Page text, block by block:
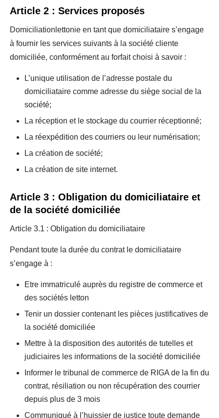
Article 2 : Services proposés
Domiciliationlettonie en tant que domiciliataire s’engage
à fournir les services suivants à la société cliente
domiciliée, conformément au forfait choisi à savoir :
L’unique utilisation de l’adresse postale du
domiciliataire comme adresse du siège social de la
société;
La réception et le stockage du courrier réceptionné;
La réexpédition des courriers ou leur numérisation;
La création de société;
La création de site internet.
Article 3 : Obligation du domiciliataire et
de la société domiciliée
Article 3.1 : Obligation du domiciliataire
Pendant toute la durée du contrat le domiciliataire
s’engage à :
Etre immatriculé auprès du registre de commerce et
des sociétés letton
Tenir un dossier contenant les pièces justificatives de
la société domiciliée
Mettre à la disposition des autorités de tutelles et
judiciaires les informations de la société domiciliée
Informer le tribunal de commerce de RIGA de la fin du
contrat, résiliation ou non récupération des courrier
depuis plus de 3 mois
Communiqué à l’huissier de justice toute demande